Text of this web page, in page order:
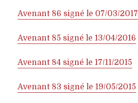
Avenant 86 signé le 07/03/2017
Avenant 85 signé le 13/04/2016
Avenant 84 signé le 17/11/2015
Avenant 83 signé le 19/05/2015